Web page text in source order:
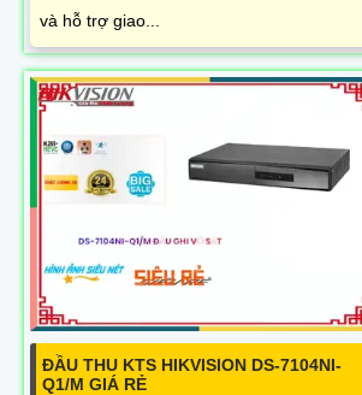
và hỗ trợ giao...
ĐẦU THU KTS HIKVISION DS-7104NI-
Q1/M GIÁ RẺ